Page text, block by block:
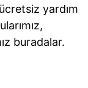
yardım
buradalar.